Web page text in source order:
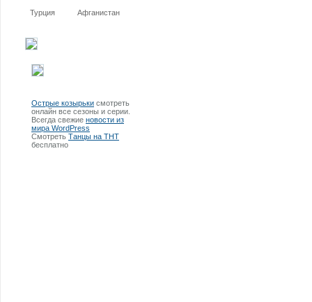
Турция Афганистан
Острые козырьки смотреть
онлайн все сезоны и серии.
Всегда свежие новости из
мира WordPress
Смотреть Танцы на ТНТ
бесплатно